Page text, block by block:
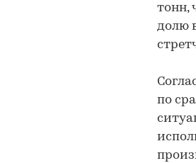
тонн,
долю
по